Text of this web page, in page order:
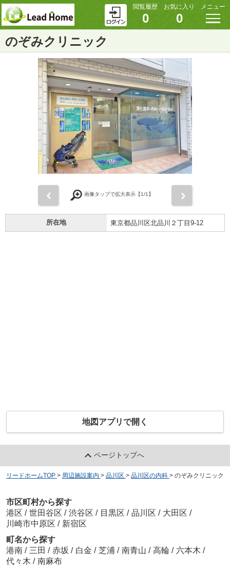
閲覧履歴
0
お気に入り
0
メニュー
のぞみクリニック
画像タップで拡大表示【1/1】
所在地 東京都品川区北品川２丁目9-12
地図アプリで開く
ページトップへ
リードホームTOP > 周辺施設案内 > 品川区 > 品川区の内科 > のぞみクリニック
市区町村から探す
港区 / 世田谷区 / 渋谷区 / 目黒区 / 品川区 / 大田区 /
川崎市中原区 / 新宿区
町名から探す
港南 / 三田 / 赤坂 / 白金 / 芝浦 / 南青山 / 高輪 / 六本木 /
代々木 / 南麻布